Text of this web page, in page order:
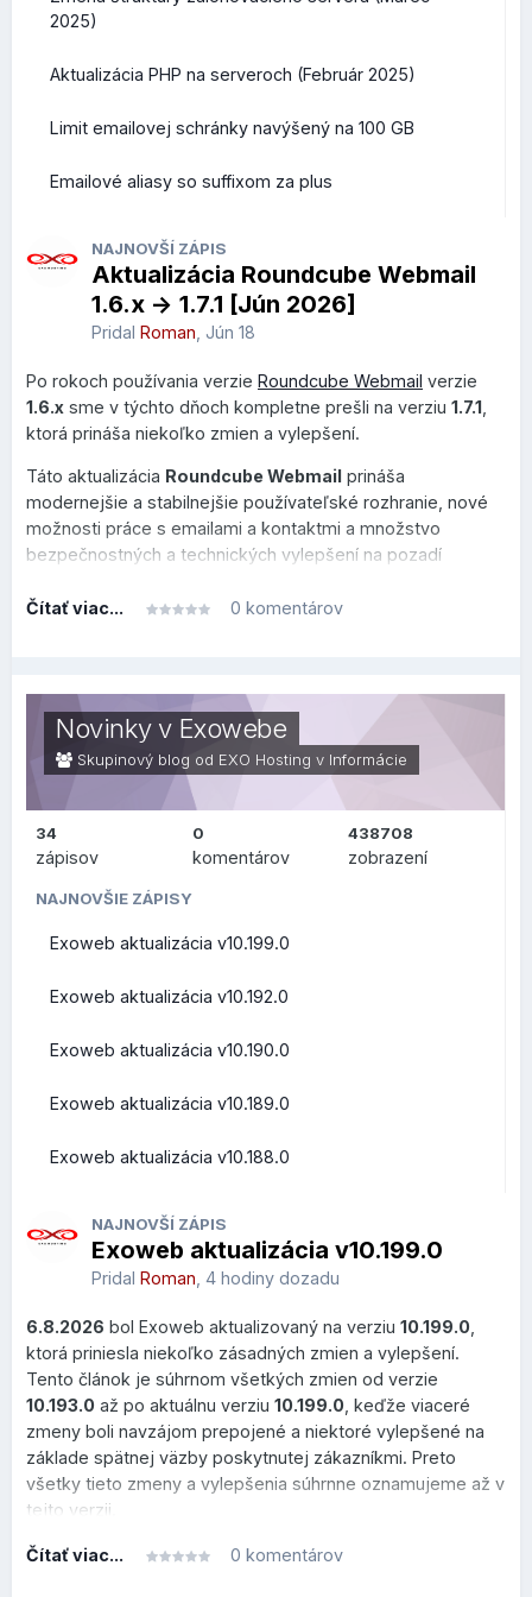
2025)
Aktualizácia PHP na serveroch (Február 2025)
Limit emailovej schránky navýšený na 100 GB
Emailové aliasy so suffixom za plus
NAJNOVŠÍ ZÁPIS
Aktualizácia Roundcube Webmail
1.6.x -> 1.7.1 [Jún 2026]
Pridal Roman Jún 18
Po rokoch používania verzie Roundcube Webmail verzie
1.6.x sme v týchto dňoch kompletne prešli na verziu 1.7.1
ktorá prináša niekoľko zmien a vylepšení.
Táto aktualizácia Roundcube Webmail prináša
modernejšie a stabilnejšie používateľské rozhranie, nové
možnosti práce s emailami a kontaktmi a množstvo
bezpečnostných a technických vylepšení na pozadí
oblasti IT), v druhej sekcii je prehľad, čo sa zmenilo na
bežnej používateľskej úrovni.
ZMENY PRE
POUŽÍVATEĽOV (FRONT-
END)
Roundcube Webmail
V zozname správ pribudlo novéQuick Actions menu
ktoré sa zobrazí po prejdení kurzorom myši nad správou.
otvorenia emailu.
Čo to prináša?
menej kliknutí,
rýchlejšie triedenie pošty,
pohodlnejšia práca vo veľkých schránkach.
Dostupné sú akcie:
presun do koša (vymažete zbytočný email bez toho,
Čítať viac... 0 komentárov
Novinky v Exowebe
Skupinový blog od EXO Hosting v Informácie
34
zápisov
0
komentárov
438708
zobrazení
NAJNOVŠIE ZÁPISY
Exoweb aktualizácia v10.199.0
Exoweb aktualizácia v10.192.0
Exoweb aktualizácia v10.190.0
Exoweb aktualizácia v10.189.0
Exoweb aktualizácia v10.188.0
NAJNOVŠÍ ZÁPIS
Exoweb aktualizácia v10.199.0
Pridal Roman 4 hodiny dozadu
6.8.2026 bol Exoweb aktualizovaný na verziu 10.199.0
ktorá priniesla niekoľko zásadných zmien a vylepšení.
Tento článok je súhrnom všetkých zmien od verzie
10.193.0 až po aktuálnu verziu 10.199.0 , keďže viaceré
zmeny boli navzájom prepojené a niektoré vylepšené na
základe spätnej väzby poskytnutej zákazníkmi. Preto
všetky tieto zmeny a vylepšenia súhrnne oznamujeme až v
tejto verzii.
Čítať viac... 0 komentárov